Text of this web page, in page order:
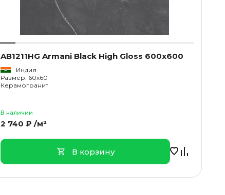
AB1211HG Armani Black High Gloss 600x600
Индия
Размер: 60x60
Керамогранит
В наличии
2 740 ₽ /м²
В корзину